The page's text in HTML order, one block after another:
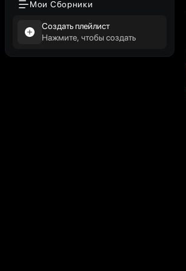
Мои Сборники
Создать плейлист
Нажмите, чтобы создать